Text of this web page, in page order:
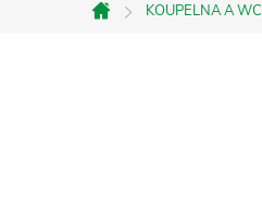
Domů
KOUPELNA A WC